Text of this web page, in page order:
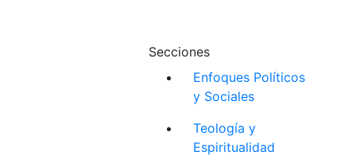
Secciones
Enfoques Políticos
y Sociales
Teología y
Espiritualidad